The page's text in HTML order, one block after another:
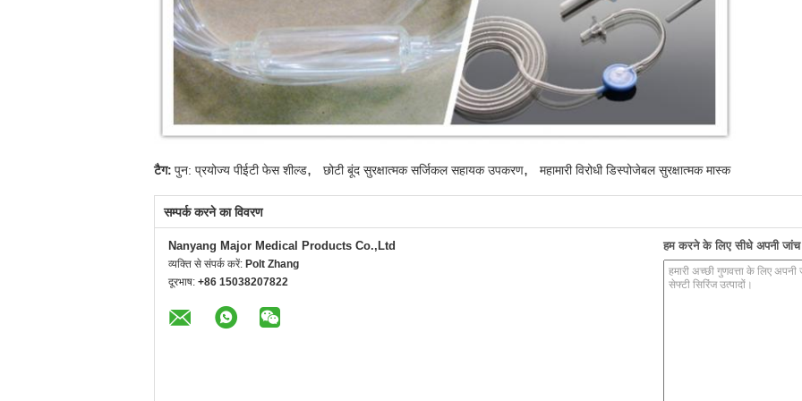
टैग: पुन: प्रयोज्य पीईटी फेस शील्ड, छोटी बूंद सुरक्षात्मक सर्जिकल सहायक उपकरण, महामारी विरोधी डिस्पोजेबल सुरक्षात्मक मास्क
सम्पर्क करने का विवरण
Nanyang Major Medical Products Co.,Ltd
व्यक्ति से संपर्क करें: Polt Zhang
दूरभाष: +86 15038207822
हम करने के लिए सीधे अपनी